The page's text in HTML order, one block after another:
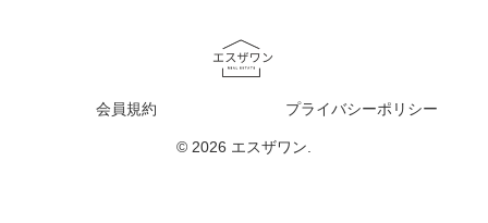
会員規約 プライバシーポリシー
© 2026 エスザワン.